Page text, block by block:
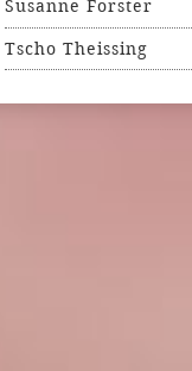
Susanne Forster
Tscho Theissing